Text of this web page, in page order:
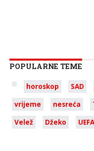
POPULARNE TEME
horoskop SAD
vrijeme
nesreća
Velež
Džeko UEFA